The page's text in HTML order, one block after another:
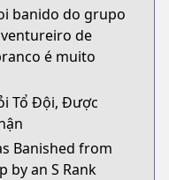
banido do grupo
de
é muito
Tổ Đội, Được
Banished from
by an S Rank